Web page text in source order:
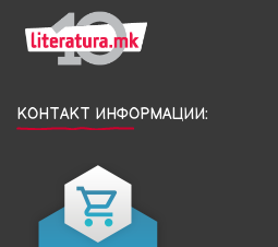
КОНТАКТ ИНФОРМАЦИИ: